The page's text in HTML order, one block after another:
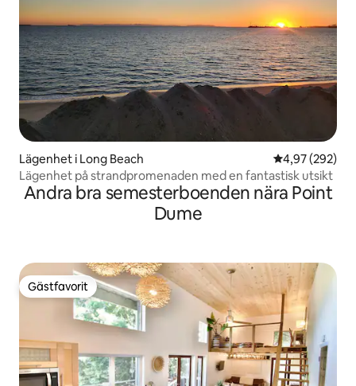
Lägenhet i Long Beach 4,97 av 5 i
4,97 (292)
Lägenhet på strandpromenaden med en fantastisk utsikt
Andra bra semesterboenden nära Point
Dume
Gästfavorit
Gästfavorit